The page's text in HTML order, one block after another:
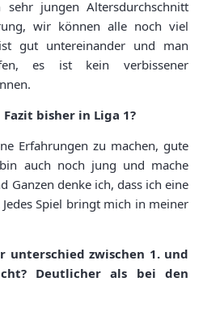
sehr jungen Altersdurchschnitt
wir können alle noch viel
gut untereinander und man
es ist kein verbissener
bisher in Liga 1?
Erfahrungen zu machen, gute
auch noch jung und mache
Ganzen denke ich, dass ich eine
Spiel bringt mich in meiner
unterschied zwischen 1. und
Deutlicher als bei den